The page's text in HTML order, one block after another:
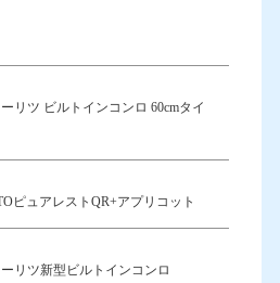
リツ ビルトインコンロ 60cmタイ
ピュアレストQR+アプリコット
リツ新型ビルトインコンロ